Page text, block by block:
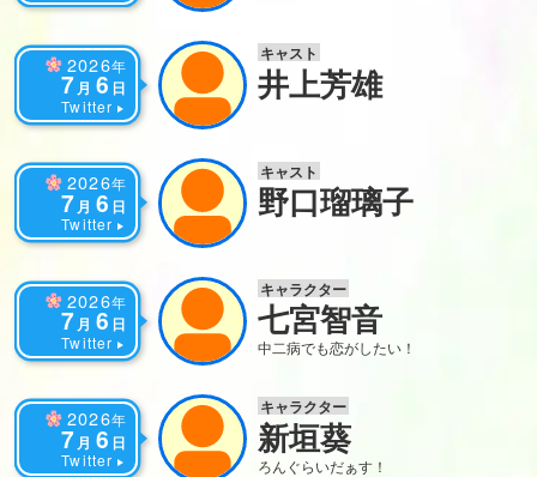
2026年
7月 6 日
Twitter
キャスト
井上芳雄
2026年
7月 6 日
Twitter
キャスト
野口瑠璃子
2026年
7月 6 日
Twitter
キャラクター
七宮智音
中二病でも恋がしたい！
2026年
7 月 6 日
Twitter
キャラクター
新垣葵
ろんぐらいだぁす！